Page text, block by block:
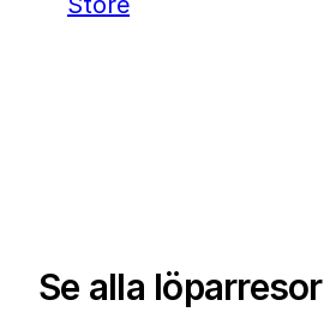
Se alla löparresor